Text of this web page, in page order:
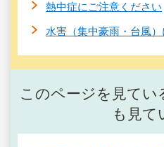
熱中症にご注意ください
水害（集中豪雨・台風）
このページを見てい
も見て